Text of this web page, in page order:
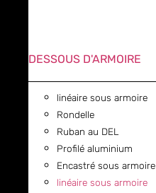
DESSOUS D'ARMOIRE
linéaire sous armoire
Rondelle
Ruban au DEL
Profilé aluminium
Encastré sous armoire
linéaire sous armoire